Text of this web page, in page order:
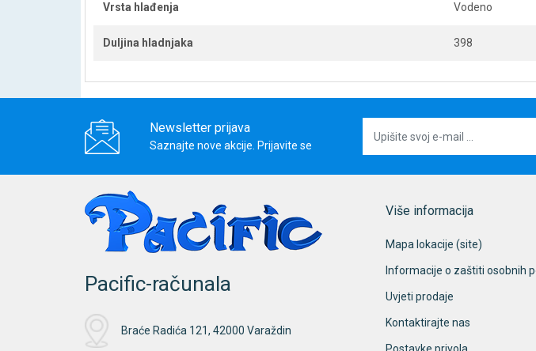
Vrsta hlađenja Vodeno
Duljina hladnjaka 398
Newsletter prijava
Saznajte nove akcije. Prijavite se
Pacific-računala
Braće Radića 121, 42000 Varaždin
Više informacija
Mapa lokacije (site)
Informacije o zaštiti osobnih
Uvjeti prodaje
Kontaktirajte nas